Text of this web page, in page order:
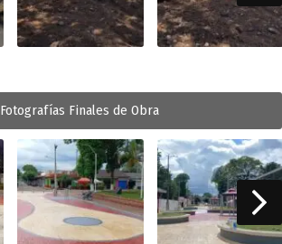
Fotografías Finales de Obra